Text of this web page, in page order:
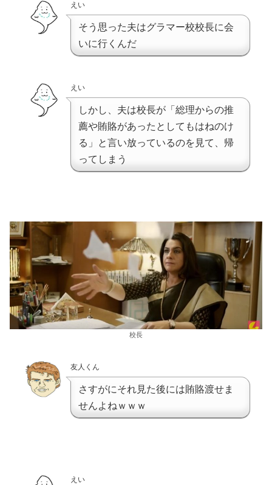
えい
そう思った夫はグラマー校校長に会
いに行くんだ
えい
しかし、夫は校長が「総理からの推
薦や賄賂があったとしてもはねのけ
る」と言い放っているのを見て、帰
ってしまう
校長
友人くん
さすがにそれ見た後には賄賂渡せま
せんよねｗｗｗ
えい